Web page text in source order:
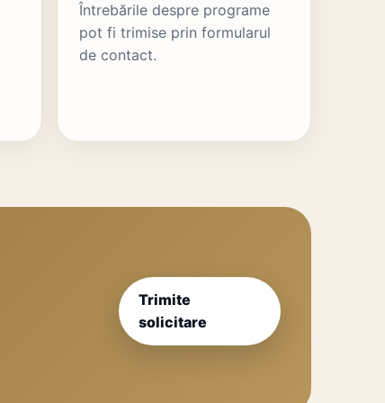
Întrebările despre programe
pot fi trimise prin formularul
de contact.
Trimite
solicitare